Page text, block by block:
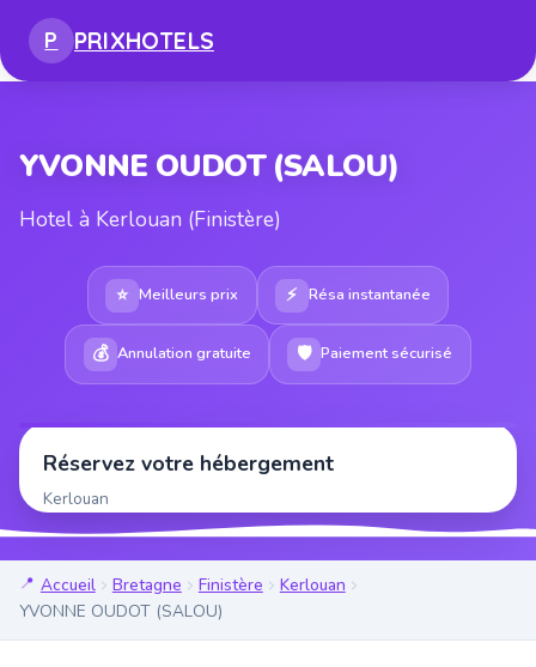
P PRIXHOTELS
YVONNE OUDOT (SALOU)
Hotel à Kerlouan (Finistère)
⭐ Meilleurs prix ⚡ Résa instantanée
💰 Annulation gratuite 🛡 Paiement sécurisé
Réservez votre hébergement
Kerlouan
Accueil Bretagne Finistère
Kerlouan
YVONNE OUDOT (SALOU)